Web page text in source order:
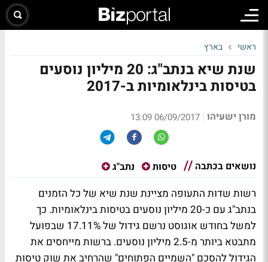
ראשי בארץ
שנת שיא בנתב"ג: 20 מיליון נוסעים
בטיסות בינלאומיות ב-2017
מורן ישעיהו |
06/09/2017 13:09
נושאים בכתבה טיסות נתב"ג
רשות שדות התעופה מציינת שנת שיא של כל הזמנים
בנתב"ג עם כ-20 מיליון נוסעים בטיסות בינלאומיות. כך
למשל בחודש אוגוסט נרשם גידול של 17.11% שבפועל
מתבטא ביותר מ-2.5 מיליון נוסעים. ברשות מייחסים את
הגידול להסכם "השמיים הפתוחים" שהרחיב את שוק טיסות